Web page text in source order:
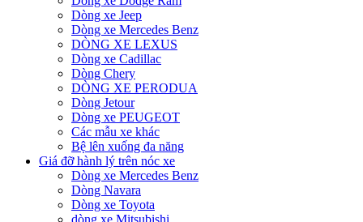
Dòng xe Jeep
Dòng xe Mercedes Benz
DÒNG XE LEXUS
Dòng xe Cadillac
Dòng Chery
DÒNG XE PERODUA
Dòng Jetour
Dòng xe PEUGEOT
Các mẫu xe khác
Bệ lên xuống đa năng
Giá đỡ hành lý trên nóc xe
Dòng xe Mercedes Benz
Dòng Navara
Dòng xe Toyota
dòng xe Mitsubishi